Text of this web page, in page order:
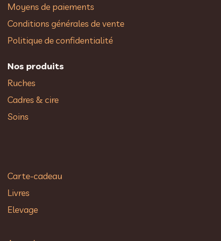
Moyens de paiements
Conditions générales de vente
Politique de confidentialité
Nos produits
Ruches
Cadres & cire
Soins
Carte-cadeau
Livres
Elevage